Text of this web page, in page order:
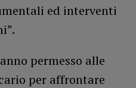
ed interventi
permesso alle
per affrontare